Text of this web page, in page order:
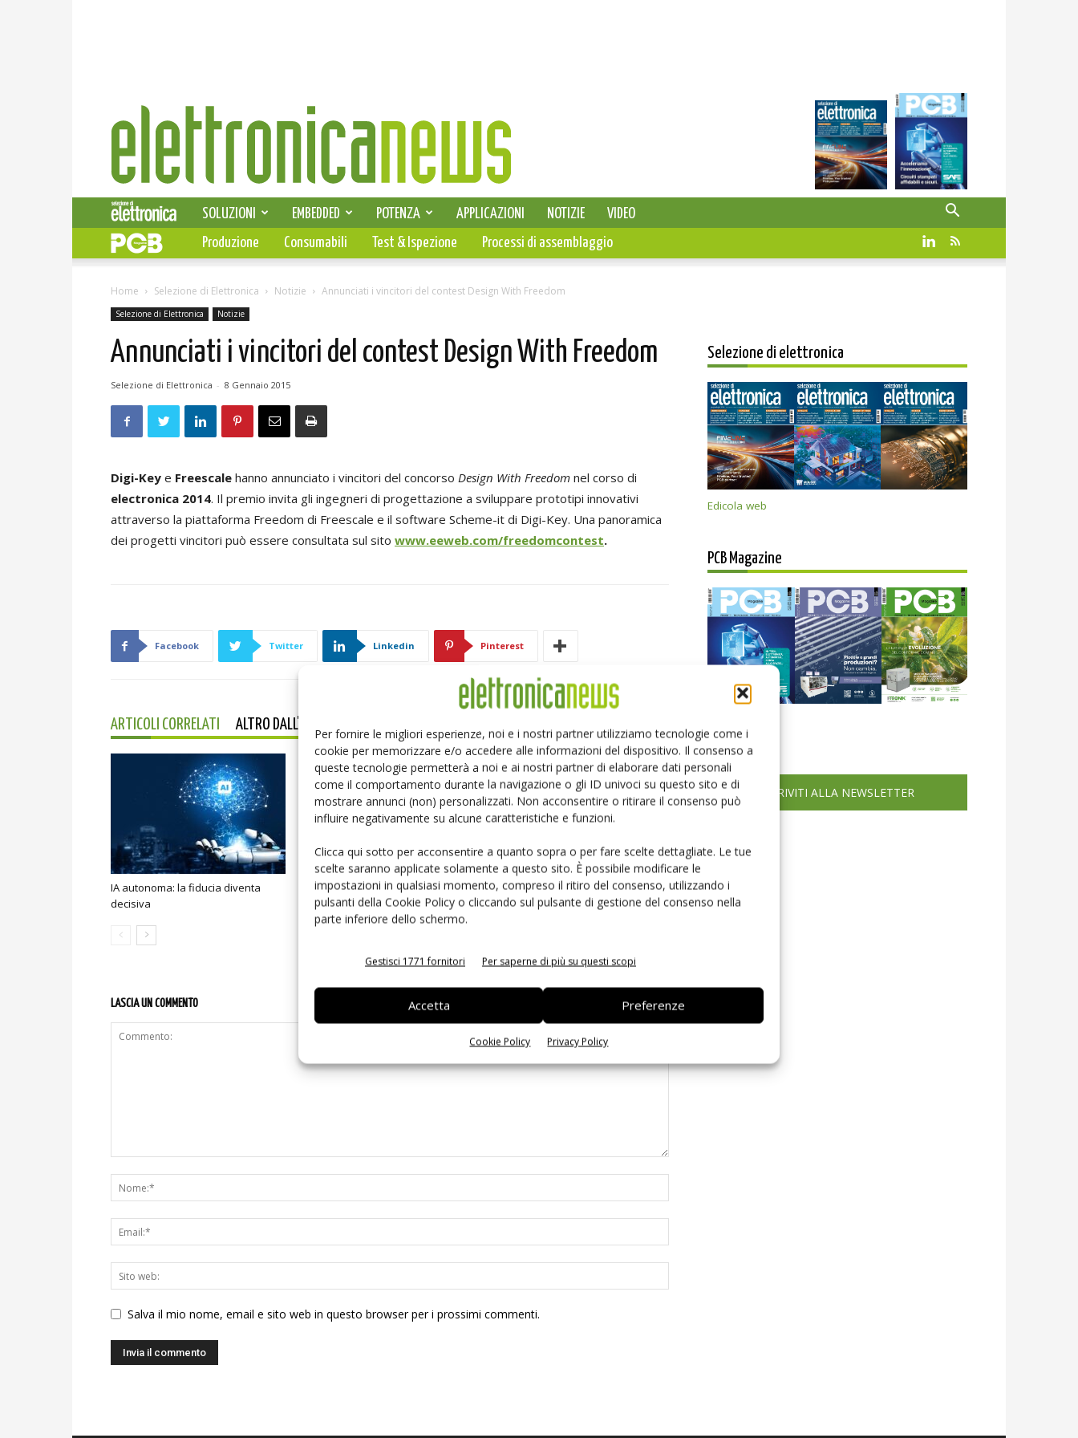
Per fornire le migliori esperienze, noi e i nostri partner utilizziamo tecnologie come i
cookie per memorizzare e/o accedere alle informazioni del dispositivo. Il consenso a
queste tecnologie permetterà a noi e ai nostri partner di elaborare dati personali
come il comportamento durante la navigazione o gli ID univoci su questo sito e di
mostrare annunci (non) personalizzati. Non acconsentire o ritirare il consenso può
influire negativamente su alcune caratteristiche e funzioni.
Clicca qui sotto per acconsentire a quanto sopra o per fare scelte dettagliate. Le tue
scelte saranno applicate solamente a questo sito. È possibile modificare le
impostazioni in qualsiasi momento, compreso il ritiro del consenso, utilizzando i
pulsanti della Cookie Policy o cliccando sul pulsante di gestione del consenso nella
parte inferiore dello schermo.
Gestisci 1771 fornitori Per saperne di più su questi scopi
Accetta Preferenze
Cookie Policy Privacy Policy
Elettronica
News
SELEZIONE DI ELETTRONICA
SOLUZIONI EMBEDDED POTENZA APPLICAZIONI NOTIZIE
VIDEO
PCB
Produzione Consumabili Test & Ispezione Processi di assemblaggio
Home Selezione di Elettronica Notizie Annunciati i vincitori del contest Design With Freedom
Selezione di Elettronica Notizie
Annunciati i vincitori del contest Design With Freedom
Selezione di Elettronica - 8 Gennaio 2015
Digi-Key e Freescale hanno annunciato i vincitori del concorso Design With Freedom nel corso di
electronica 2014. Il premio invita gli ingegneri di progettazione a sviluppare prototipi innovativi
attraverso la piattaforma Freedom di Freescale e il software Scheme-it di Digi-Key. Una panoramica
dei progetti vincitori può essere consultata sul sito www.eeweb.com/freedomcontest.
Facebook Twitter Linkedin Pinterest
ARTICOLI CORRELATI ALTRO DALL'AUTORE
IA autonoma: la fiducia diventa
decisiva
Smart home: la sfida passa da
sicurezza e interoperabilità
Siemens e NVIDIA insieme sull’IA
agentica per l’EDA
LASCIA UN COMMENTO
Salva il mio nome, email e sito web in questo browser per i prossimi commenti.
Selezione di elettronica
Edicola web
PCB Magazine
ISCRIVITI ALLA NEWSLETTER